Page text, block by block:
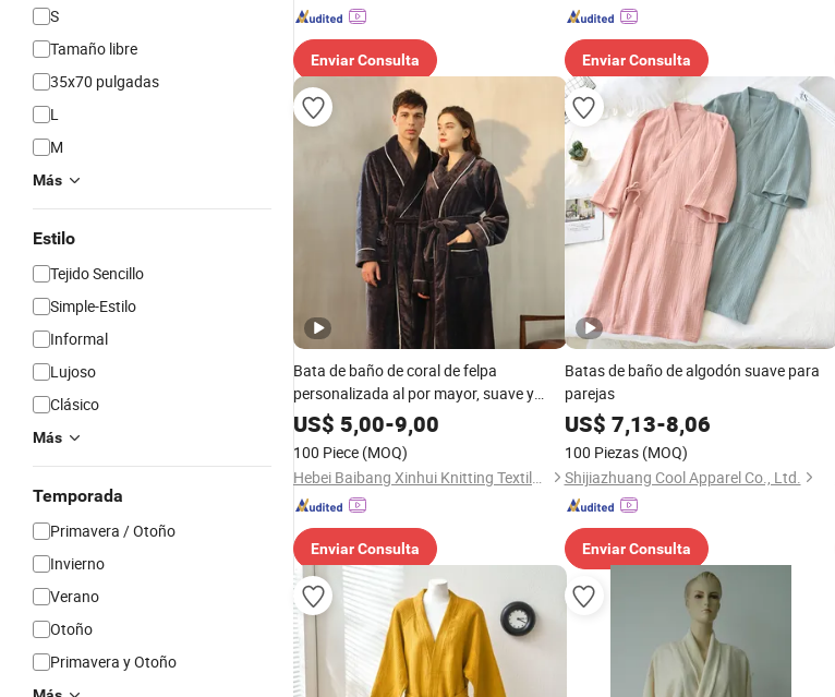
S
Tamaño libre
35x70 pulgadas
L
M
Más
Estilo
Tejido Sencillo
Simple-Estilo
Informal
Lujoso
Clásico
Más
Temporada
Primavera / Otoño
Invierno
Verano
Otoño
Primavera y Otoño
Enviar Consulta Enviar Consulta
Bata de baño de coral de felpa
personalizada al por mayor, suave y
cálida para hombres y mujeres
US$ 5,00-9,00
100 Piece (MOQ)
Hebei Baibang Xinhui Knitting Textile Sales Co., Ltd.
Enviar Consulta
Batas de baño de algodón suave para
parejas
US$ 7,13-8,06
100 Piezas (MOQ)
Shijiazhuang Cool Apparel Co., Ltd.
Enviar Consulta